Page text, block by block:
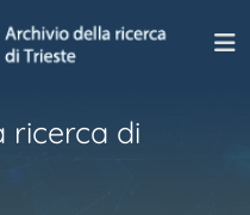
ricerca di